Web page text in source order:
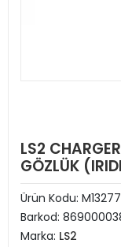
LS2
GÖZLÜK
Ürün Kodu:
Barkod:
Marka: LS2